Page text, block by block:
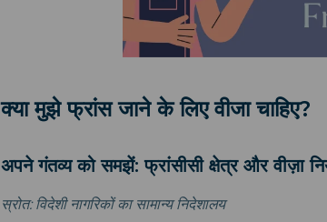
क्या मुझे फ्रांस जाने के लिए वीजा चाहिए?
अपने गंतव्य को समझें: फ्रांसीसी क्षेत्र और वीज़ा
स्रोत: विदेशी नागरिकों का सामान्य निदेशालय